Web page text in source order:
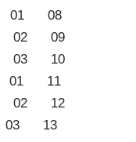
08
09
10
11
12
13